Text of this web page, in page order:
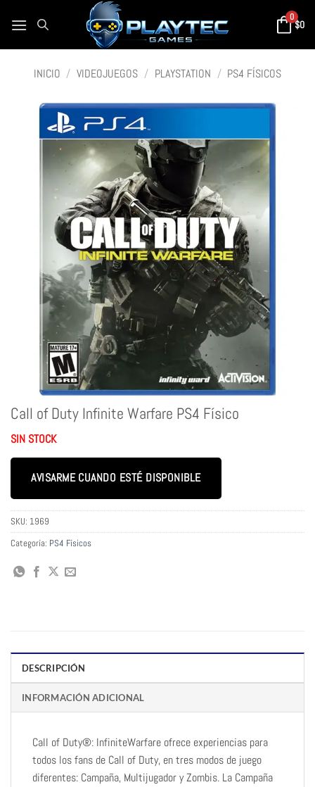
0
$0
INICIO / VIDEOJUEGOS / PLAYSTATION / PS4 FÍSICOS
Call of Duty Infinite Warfare PS4 Físico
SIN STOCK
AVISARME CUANDO ESTÉ DISPONIBLE
SKU: 1969
Categoría: PS4 Físicos
DESCRIPCIÓN
INFORMACIÓN ADICIONAL
Call of Duty®: InfiniteWarfare ofrece experiencias para
todos los fans de Call of Duty, en tres modos de juego
diferentes: Campaña, Multijugador y Zombis. La Campaña